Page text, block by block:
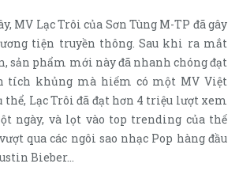
MV Lạc Trôi của Sơn Tùng M-TP đã gây
tiện truyền thông. Sau khi ra mắt
sản phẩm mới này đã nhanh chóng đạt
tích khủng mà hiếm có một MV Việt
thể, Lạc Trôi đã đạt hơn 4 triệu lượt xem
ngày, và lọt vào top trending của thế
qua các ngôi sao nhạc Pop hàng đầu
Bieber…